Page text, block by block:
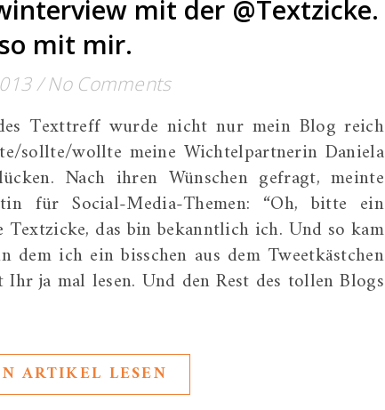
mit der @Textzicke.
mit mir.
/ No Comments
Texttreff wurde nicht nur mein Blog reich
sollte/wollte meine Wichtelpartnerin Daniela
Nach ihren Wünschen gefragt, meinte
für Social-Media-Themen: “Oh, bitte ein
das bin bekanntlich ich. Und so kam
dem ich ein bisschen aus dem Tweetkästchen
ja mal lesen. Und den Rest des tollen Blogs
ARTIKEL LESEN